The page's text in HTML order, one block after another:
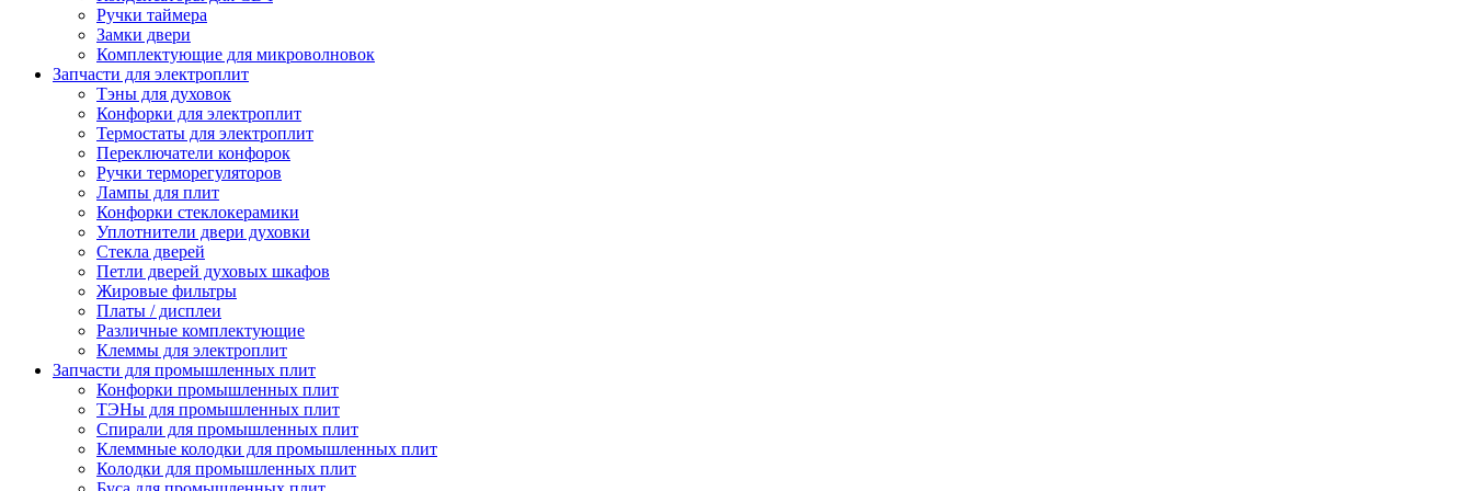
Ручки таймера
Замки двери
Комплектующие для микроволновок
Запчасти для электроплит
Тэны для духовок
Конфорки для электроплит
Термостаты для электроплит
Переключатели конфорок
Ручки терморегуляторов
Лампы для плит
Конфорки стеклокерамики
Уплотнители двери духовки
Стекла дверей
Петли дверей духовых шкафов
Жировые фильтры
Платы / дисплеи
Различные комплектующие
Клеммы для электроплит
Запчасти для промышленных плит
Конфорки промышленных плит
ТЭНы для промышленных плит
Спирали для промышленных плит
Клеммные колодки для промышленных плит
Колодки для промышленных плит